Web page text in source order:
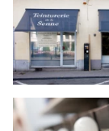
Ambiance